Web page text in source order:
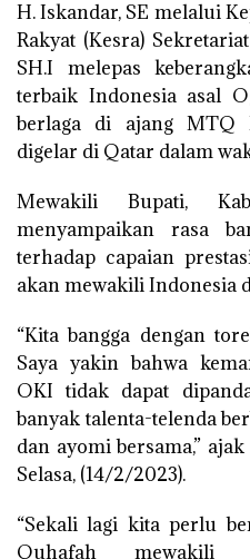
H. Iskandar, SE melalui
Rakyat (Kesra)
SH.I melepas
terbaik Indonesia asal
berlaga di ajang MTQ
digelar di Qatar dalam
Mewakili Bupati,
menyampaikan rasa
terhadap capaian
akan mewakili Indonesia
“Kita bangga dengan
Saya yakin bahwa
OKI tidak dapat
banyak talenta-telenda
dan ayomi bersama,”
Selasa, (14/2/2023).
“Sekali lagi kita perlu
Quhafah mewakili